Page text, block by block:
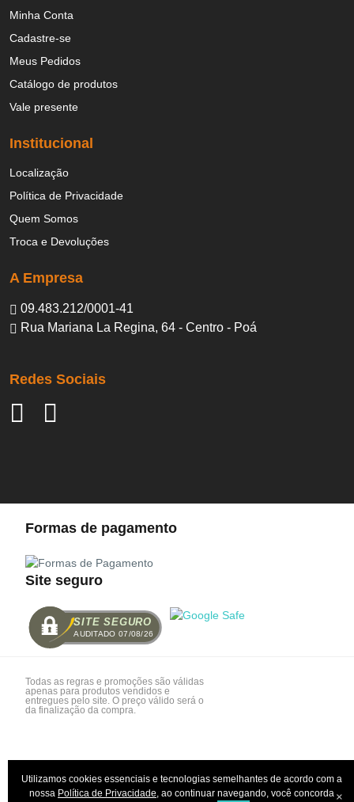
Minha Conta
Cadastre-se
Meus Pedidos
Catálogo de produtos
Vale presente
Institucional
Localização
Política de Privacidade
Quem Somos
Troca e Devoluções
A Empresa
09.483.212/0001-41
Rua Mariana La Regina, 64 - Centro - Poá
Redes Sociais
Formas de pagamento
Site seguro
SITE SEGURO
AUDITADO 07/08/26
Todas as regras e promoções são válidas
apenas para produtos vendidos e
entregues pelo site. O preço válido será o
da finalização da compra.
Utilizamos cookies essenciais e tecnologias semelhantes de acordo com a
nossa Política de Privacidade, ao continuar navegando, você concorda ×